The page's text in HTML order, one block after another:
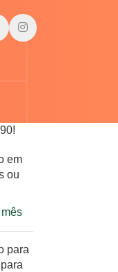
em
ou
mês
para